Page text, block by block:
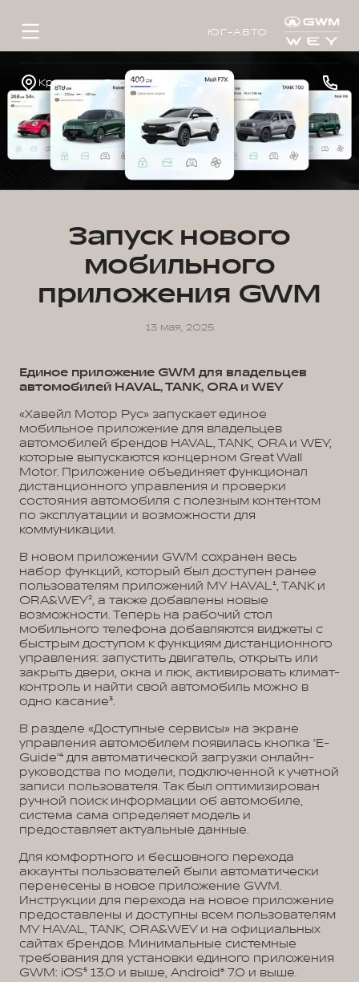
ЮГ-АВТО
Запуск нового
мобильного
приложения GWM
13 мая, 2025
Единое приложение GWM для владельцев
автомобилей HAVAL, TANK, ORA и WEY
«Хавейл Мотор Рус» запускает единое
мобильное приложение для владельцев
автомобилей брендов HAVAL, TANK, ORA и WEY,
которые выпускаются концерном Great Wall
Motor. Приложение объединяет функционал
дистанционного управления и проверки
состояния автомобиля с полезным контентом
по эксплуатации и возможности для
коммуникации.
В новом приложении GWM сохранен весь
набор функций, который был доступен ранее
пользователям приложений MY HAVAL¹, TANK и
ORA&WEY², а также добавлены новые
возможности. Теперь на рабочий стол
мобильного телефона добавляются виджеты с
быстрым доступом к функциям дистанционного
управления: запустить двигатель, открыть или
закрыть двери, окна и люк, активировать климат-
контроль и найти свой автомобиль можно в
одно касание³.
В разделе «Доступные сервисы» на экране
управления автомобилем появилась кнопка ‘E-
Guide’⁴ для автоматической загрузки онлайн-
руководства по модели, подключенной к учетной
записи пользователя. Так был оптимизирован
ручной поиск информации об автомобиле,
система сама определяет модель и
предоставляет актуальные данные.
Для комфортного и бесшовного перехода
аккаунты пользователей были автоматически
перенесены в новое приложение GWM.
Инструкции для перехода на новое приложение
предоставлены и доступны всем пользователям
MY HAVAL, TANK, ORA&WEY и на официальных
сайтах брендов. Минимальные системные
требования для установки единого приложения
GWM: iOS⁵ 13.0 и выше, Android⁶ 7.0 и выше.